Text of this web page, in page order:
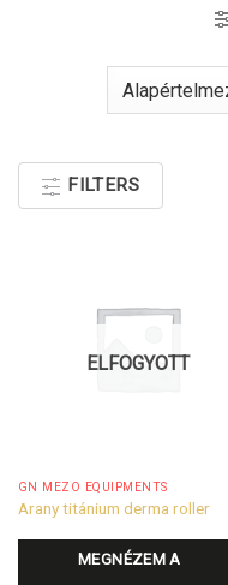
FILTERS
ELFOGYOTT
GN MEZO EQUIPMENTS
Arany titánium derma roller
MEGNÉZEM A